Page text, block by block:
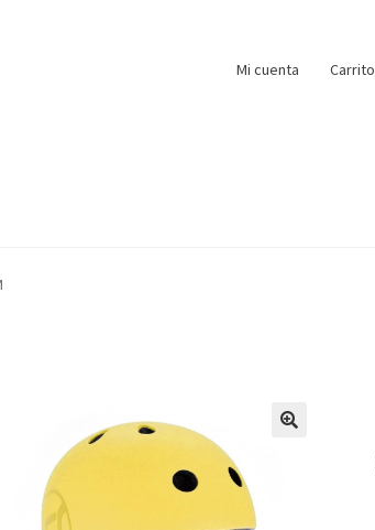
Mi cuenta Carrito